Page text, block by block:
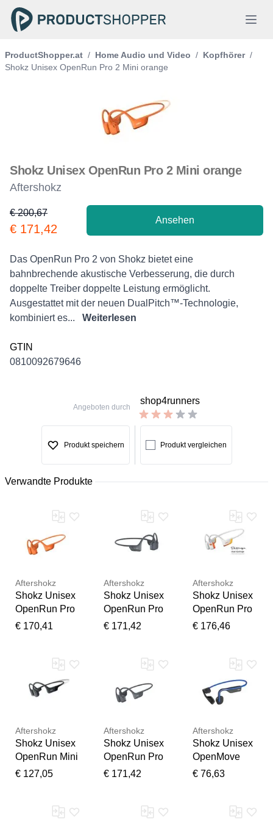
ProductShopper.at / Home Audio und Video / Kopfhörer /
Shokz Unisex OpenRun Pro 2 Mini orange
Shokz Unisex OpenRun Pro 2 Mini orange
Aftershokz
Product information
€ 200,67
€ 171,42
Ansehen
Description
Das OpenRun Pro 2 von Shokz bietet eine
bahnbrechende akustische Verbesserung, die durch
doppelte Treiber doppelte Leistung ermöglicht.
Ausgestattet mit der neuen DualPitch™-Technologie,
kombiniert es...
Weiterlesen
GTIN
0810092679646
Angeboten durch
shop4runners
Produkt speichern Produkt vergleichen
Verwandte Produkte
Aftershokz
Shokz Unisex
OpenRun Pro
2 orange
€ 170,41
Aftershokz
Shokz Unisex
OpenRun Pro
2 Mini schwarz
€ 171,42
Aftershokz
Shokz Unisex
OpenRun Pro
2 EK Edition
€ 176,46
Aftershokz
Shokz Unisex
OpenRun Mini
€ 127,05
Aftershokz
Shokz Unisex
OpenRun Pro
2 schwarz
€ 171,42
Aftershokz
Shokz Unisex
OpenMove
blau
€ 76,63
Feedback
Ihr Feedback wird nun vor
der Veröffentlichung von
unserem Team geprüft.